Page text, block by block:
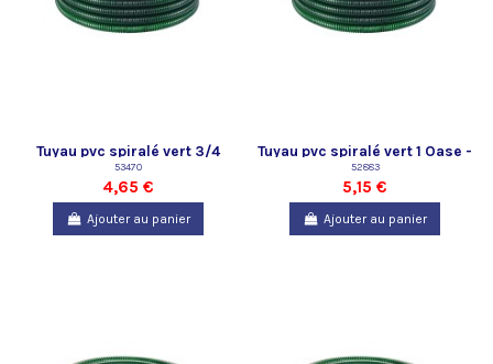
Tuyau pvc spiralé vert 3/4
Oase - vendu au mètre
53470
4,65 €
Ajouter au panier
Tuyau pvc spiralé vert 1 Oase -
vendu au mètre
52883
5,15 €
Ajouter au panier